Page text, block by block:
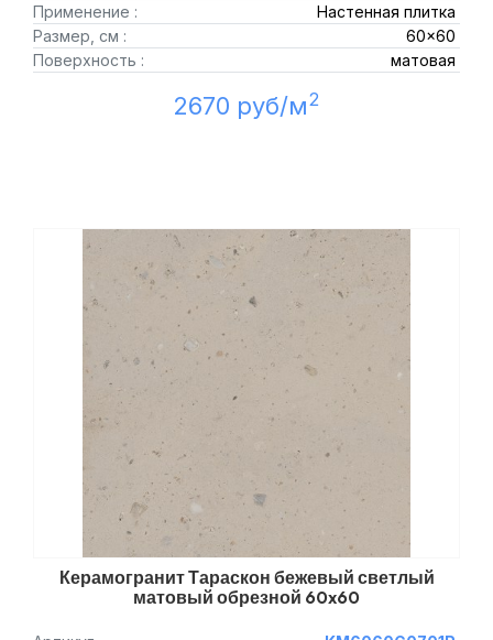
Применение :
Настенная плитка
Размер, см :
60x60
Поверхность :
матовая
2670 руб/м2
Керамогранит Тараскон бежевый светлый
матовый обрезной 60x60